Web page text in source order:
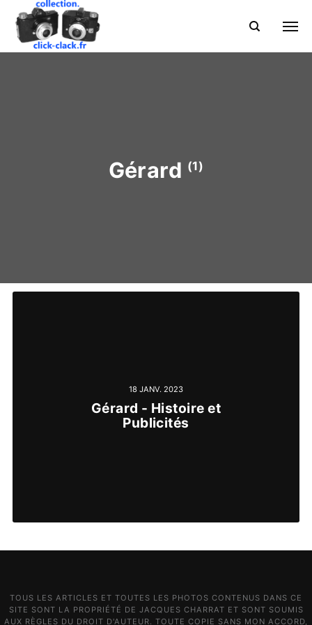
Gérard (1)
18 JANV. 2023
Gérard - Histoire et
Publicités
TOUS LES ARTICLES ET TOUTES LES PHOTOS CONTENUS DANS CE
SITE SONT LA PROPRIÉTÉ DE JACQUES CHARRAT ET SONT SOUMIS
AUX RÈGLES DU DROIT D'AUTEUR. TOUTE COPIE SANS MON ACCORD,